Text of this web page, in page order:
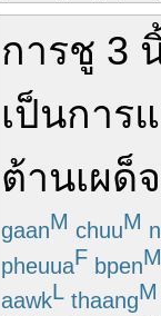
การชู 3
เป็นการ
ต้านเผด็
gaanM chuuM
pheuuaF bpenM
aawkL thaangM